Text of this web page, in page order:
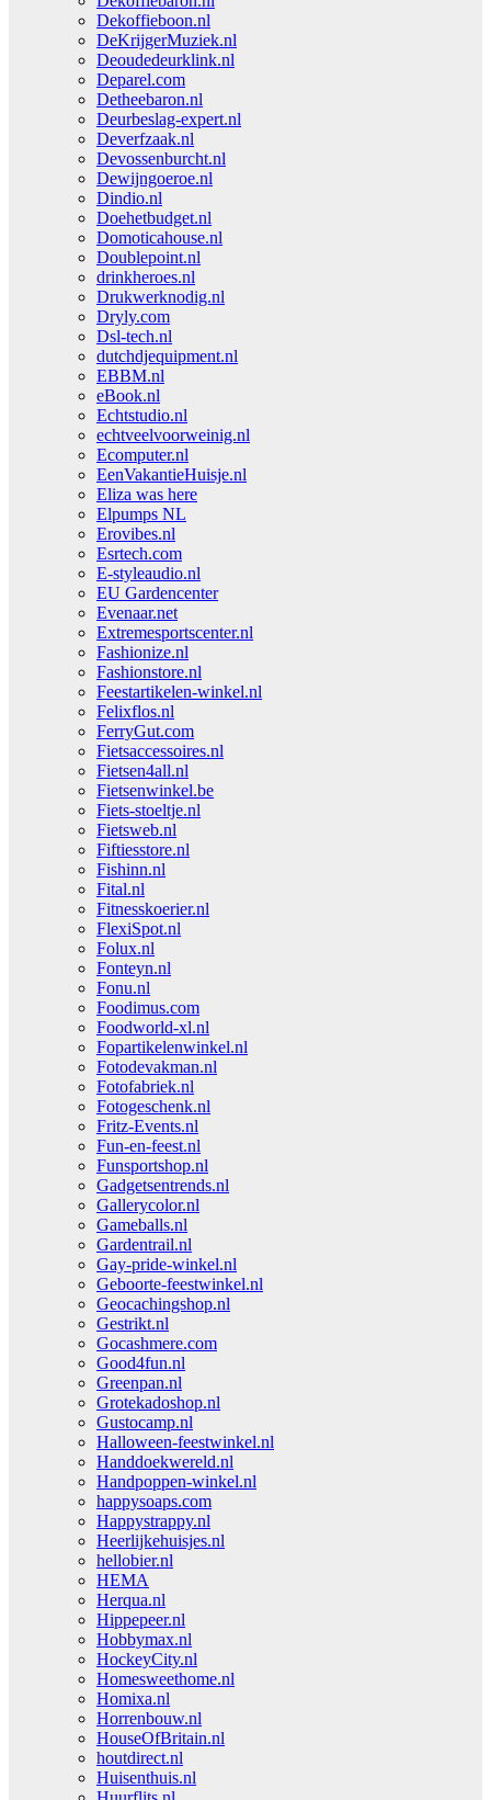
Dekoffieboon.nl
DeKrijgerMuziek.nl
Deoudedeurklink.nl
Deparel.com
Detheebaron.nl
Deurbeslag-expert.nl
Deverfzaak.nl
Devossenburcht.nl
Dewijngoeroe.nl
Dindio.nl
Doehetbudget.nl
Domoticahouse.nl
Doublepoint.nl
drinkheroes.nl
Drukwerknodig.nl
Dryly.com
Dsl-tech.nl
dutchdjequipment.nl
EBBM.nl
eBook.nl
Echtstudio.nl
echtveelvoorweinig.nl
Ecomputer.nl
EenVakantieHuisje.nl
Eliza was here
Elpumps NL
Erovibes.nl
Esrtech.com
E-styleaudio.nl
EU Gardencenter
Evenaar.net
Extremesportscenter.nl
Fashionize.nl
Fashionstore.nl
Feestartikelen-winkel.nl
Felixflos.nl
FerryGut.com
Fietsaccessoires.nl
Fietsen4all.nl
Fietsenwinkel.be
Fiets-stoeltje.nl
Fietsweb.nl
Fiftiesstore.nl
Fishinn.nl
Fital.nl
Fitnesskoerier.nl
FlexiSpot.nl
Folux.nl
Fonteyn.nl
Fonu.nl
Foodimus.com
Foodworld-xl.nl
Fopartikelenwinkel.nl
Fotodevakman.nl
Fotofabriek.nl
Fotogeschenk.nl
Fritz-Events.nl
Fun-en-feest.nl
Funsportshop.nl
Gadgetsentrends.nl
Gallerycolor.nl
Gameballs.nl
Gardentrail.nl
Gay-pride-winkel.nl
Geboorte-feestwinkel.nl
Geocachingshop.nl
Gestrikt.nl
Gocashmere.com
Good4fun.nl
Greenpan.nl
Grotekadoshop.nl
Gustocamp.nl
Halloween-feestwinkel.nl
Handdoekwereld.nl
Handpoppen-winkel.nl
happysoaps.com
Happystrappy.nl
Heerlijkehuisjes.nl
hellobier.nl
HEMA
Herqua.nl
Hippepeer.nl
Hobbymax.nl
HockeyCity.nl
Homesweethome.nl
Homixa.nl
Horrenbouw.nl
HouseOfBritain.nl
houtdirect.nl
Huisenthuis.nl